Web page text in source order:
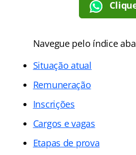
Navegue pelo índice
Situação atual
Remuneração
Inscrições
Cargos e vagas
Etapas de prova